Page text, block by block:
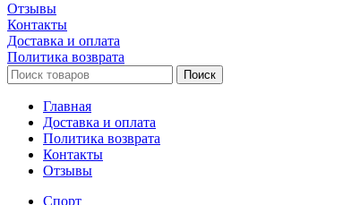
Отзывы
Контакты
Доставка и оплата
Политика возврата
Поиск
Главная
Доставка и оплата
Политика возврата
Контакты
Отзывы
Спорт